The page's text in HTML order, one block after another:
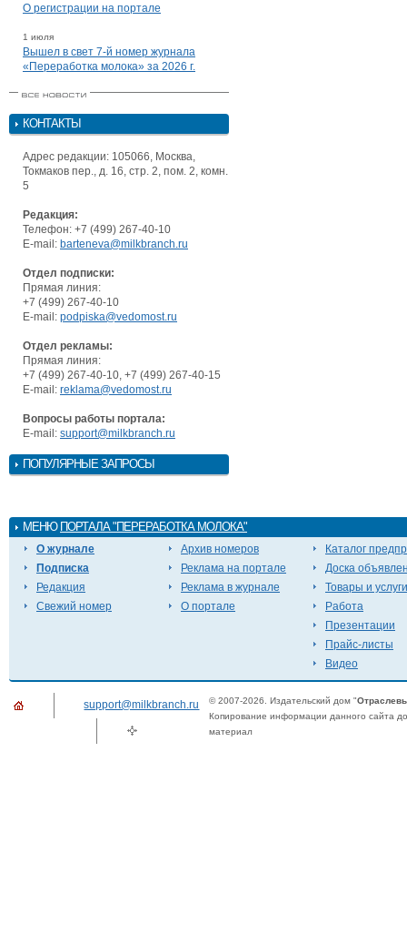
О регистрации на портале
1 июля
Вышел в свет 7-й номер журнала
«Переработка молока» за 2026 г.
КОНТАКТЫ
Адрес редакции: 105066, Москва,
Токмаков пер., д. 16, стр. 2, пом. 2, комн.
5
Редакция:
Телефон: +7 (499) 267-40-10
E-mail: barteneva@milkbranch.ru
Отдел подписки:
Прямая линия:
+7 (499) 267-40-10
E-mail: podpiska@vedomost.ru
Отдел рекламы:
Прямая линия:
+7 (499) 267-40-10, +7 (499) 267-40-15
E-mail: reklama@vedomost.ru
Вопросы работы портала:
E-mail: support@milkbranch.ru
ПОПУЛЯРНЫЕ ЗАПРОСЫ
МЕНЮ ПОРТАЛА "ПЕРЕРАБОТКА МОЛОКА"
О журнале
Подписка
Редакция
Свежий номер
Архив номеров
Реклама на портале
Реклама в журнале
О портале
Каталог
Доска
Товары и услуги
Работа
Презентации
Прайс-листы
Видео
support@milkbranch.ru © 2007-2026. Издательский дом "
Копирование информации данного сайта
материал